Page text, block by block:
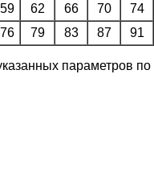
59 62 66 70
74
76 79 83 87 91
параметров по